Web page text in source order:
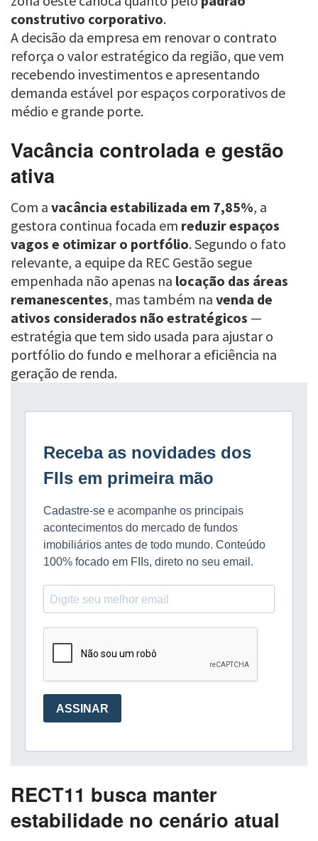
construtivo corporativo.
A decisão da empresa em renovar o contrato
reforça o valor estratégico da região, que vem
recebendo investimentos e apresentando
demanda estável por espaços corporativos de
médio e grande porte.
Vacância controlada e gestão
ativa
Com a vacância estabilizada em 7,85%, a
gestora continua focada em reduzir espaços
vagos e otimizar o portfólio. Segundo o fato
relevante, a equipe da REC Gestão segue
empenhada não apenas na locação das áreas
remanescentes, mas também na venda de
ativos considerados não estratégicos —
estratégia que tem sido usada para ajustar o
portfólio do fundo e melhorar a eficiência na
geração de renda.
RECT11 busca manter
estabilidade no cenário atual